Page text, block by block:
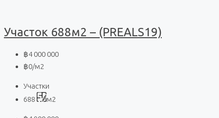
Участок 688м2 – (PREALS19)
฿4 000 000
฿0/м2
Участки
688
м2